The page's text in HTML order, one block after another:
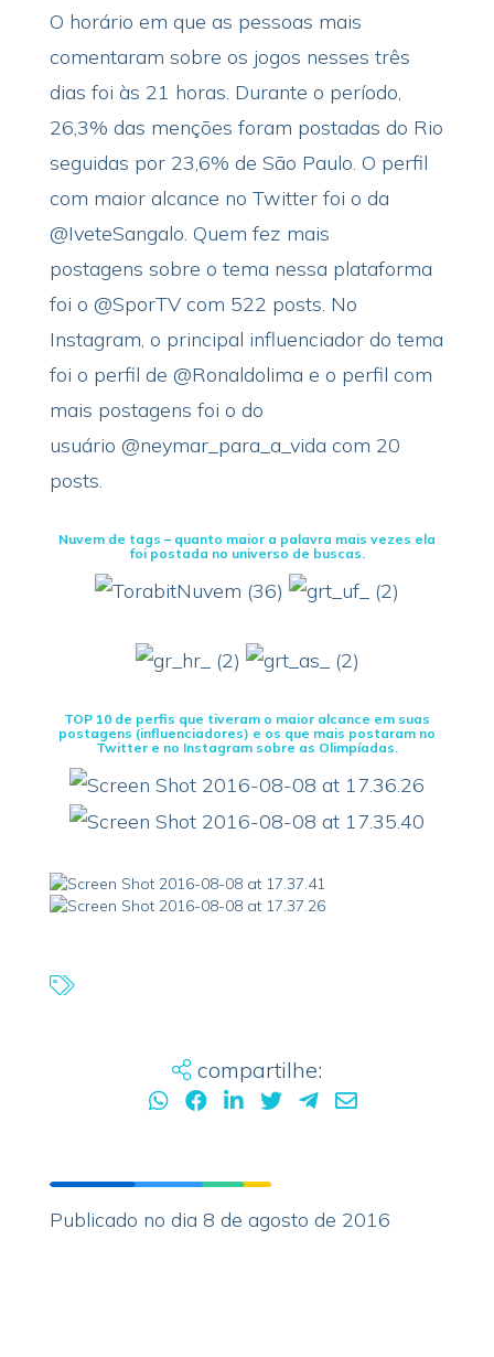
O horário em que as pessoas mais
comentaram sobre os jogos nesses três
dias foi às 21 horas. Durante o período,
26,3% das menções foram postadas do Rio
seguidas por 23,6% de São Paulo. O perfil
com maior alcance no Twitter foi o da
@IveteSangalo. Quem fez mais
postagens sobre o tema nessa plataforma
foi o @SporTV com 522 posts. No
Instagram, o principal influenciador do tema
foi o perfil de @Ronaldolima e o perfil com
mais postagens foi o do
usuário @neymar_para_a_vida com 20
posts.
Nuvem de tags – quanto maior a palavra mais vezes ela
foi postada no universo de buscas.
TOP 10 de perfis que tiveram o maior alcance em suas
postagens (influenciadores) e os que mais postaram no
Twitter e no Instagram sobre as Olimpíadas.
compartilhe:
Publicado no dia 8 de agosto de 2016